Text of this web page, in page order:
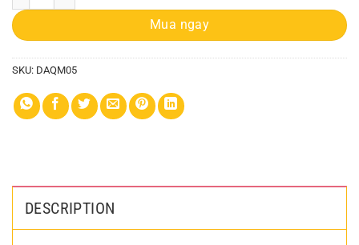
Mua ngay
SKU: DAQM05
DESCRIPTION